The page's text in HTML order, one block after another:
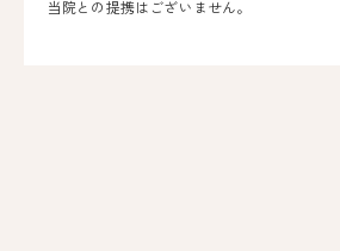
当院との提携はございません。